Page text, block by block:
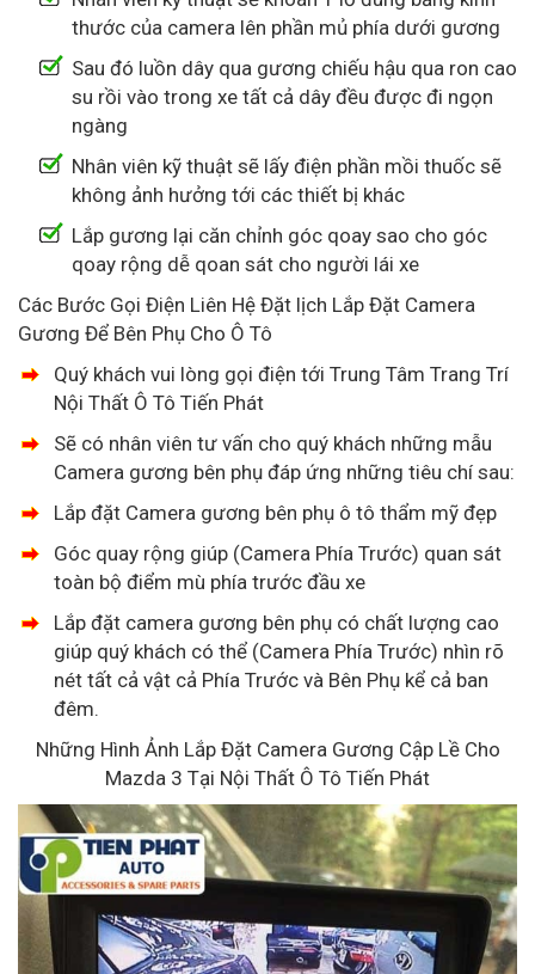
thước của camera lên phần mủ phía dưới gương
Sau đó luồn dây qua gương chiếu hậu qua ron cao
su rồi vào trong xe tất cả dây đều được đi ngọn
ngàng
Nhân viên kỹ thuật sẽ lấy điện phần mồi thuốc sẽ
không ảnh hưởng tới các thiết bị khác
Lắp gương lại căn chỉnh góc qoay sao cho góc
qoay rộng dễ qoan sát cho người lái xe
Các Bước Gọi Điện Liên Hệ Đặt lịch Lắp Đặt Camera
Gương Để Bên Phụ Cho Ô Tô
Quý khách vui lòng gọi điện tới Trung Tâm Trang Trí
Nội Thất Ô Tô Tiến Phát
Sẽ có nhân viên tư vấn cho quý khách những mẫu
Camera gương bên phụ đáp ứng những tiêu chí sau:
Lắp đặt Camera gương bên phụ ô tô thẩm mỹ đẹp
Góc quay rộng giúp (Camera Phía Trước) quan sát
toàn bộ điểm mù phía trước đầu xe
Lắp đặt camera gương bên phụ có chất lượng cao
giúp quý khách có thể (Camera Phía Trước) nhìn rõ
nét tất cả vật cả Phía Trước và Bên Phụ kể cả ban
đêm.
Những Hình Ảnh Lắp Đặt Camera Gương Cập Lề Cho
Mazda 3 Tại Nội Thất Ô Tô Tiến Phát